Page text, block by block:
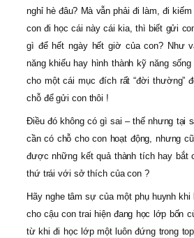
nghỉ hè đâu? Mà vẫn phải đi làm, đi
con đi học cái này cái kia, thì biết gửi
gì để hết ngày hết giờ của con? Như
năng khiếu hay hình thành kỹ năng
cho một cái mục đích rất “đời thường”
chỗ để gửi con thôi !
Điều đó không có gì sai – thế nhưng tại
cần có chỗ cho con hoạt động, nhưng
được những kết quả thành tích hay bắt
thứ trái với sở thích của con ?
Hãy nghe tâm sự của một phụ huynh
cho cậu con trai hiện đang học lớp bốn
từ khi đi học lớp một luôn đứng trong